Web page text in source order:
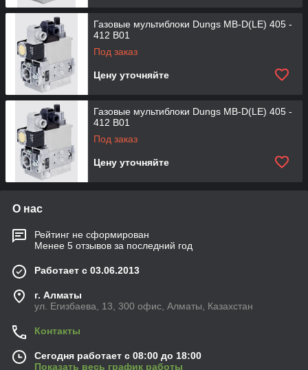
Газовые мультиблоки Dungs MB-D(LE) 405 -
412 B01
Под заказ
Цену уточняйте
Газовые мультиблоки Dungs MB-D(LE) 405 -
412 B01
Под заказ
Цену уточняйте
О нас
Рейтинг не сформирован
Менее 5 отзывов за последний год
Работает с 03.06.2013
г. Алматы
ул. Егизбаева, 13, 300 офис, Алматы, Казахстан
Контакты
Сегодня работает с 08:00 до 18:00
Показать весь график работы